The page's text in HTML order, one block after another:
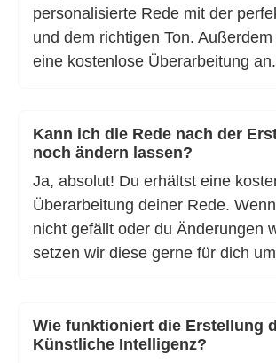
personalisierte Rede mit der
und dem richtigen Ton.
eine kostenlose Überarbeitung an.
Kann ich die Rede nach der
noch ändern lassen?
Ja, absolut! Du erhältst eine
Überarbeitung deiner Rede.
nicht gefällt oder du Änderungen
setzen wir diese gerne für dich
Wie funktioniert die Erstellung
Künstliche Intelligenz?